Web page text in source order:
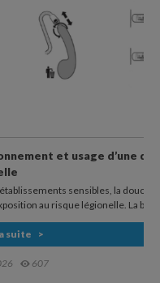
douchette anti
peut représenter un
bactérie...